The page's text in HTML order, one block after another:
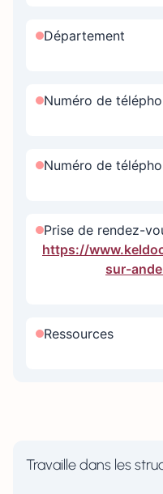
Département
Numéro de
Numéro de
Prise de rendez-
https://
sur-
Ressources
Travaille dans les